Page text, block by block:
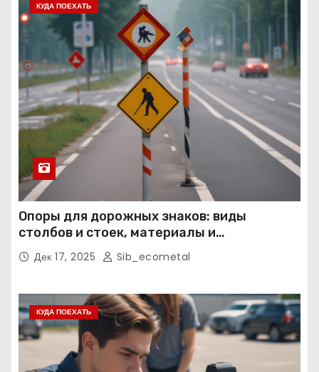
КУДА ПОЕХАТЬ
Опоры для дорожных знаков: виды
столбов и стоек, материалы и
нормативные требования
Дек 17, 2025 Sib_ecometal
КУДА ПОЕХАТЬ